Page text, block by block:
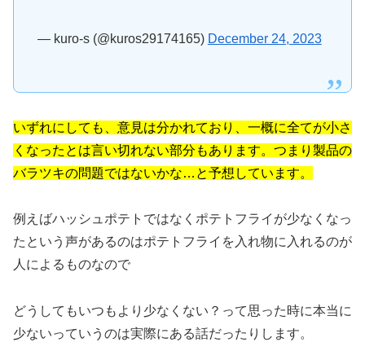
— kuro-s (@kuros29174165) December 24, 2023
いずれにしても、意見は分かれており、一概に全てが小さ
くなったとは言い切れない部分もあります。つまり製品の
バラツキの問題ではないかな…と予想しています。
例えばハッシュポテトではなくポテトフライが少なくなっ
たという声があるのはポテトフライを入れ物に入れるのが
人によるものなので
どうしてもいつもより少なくない？って思った時に本当に
少ないっていうのは実際にある話だったりします。